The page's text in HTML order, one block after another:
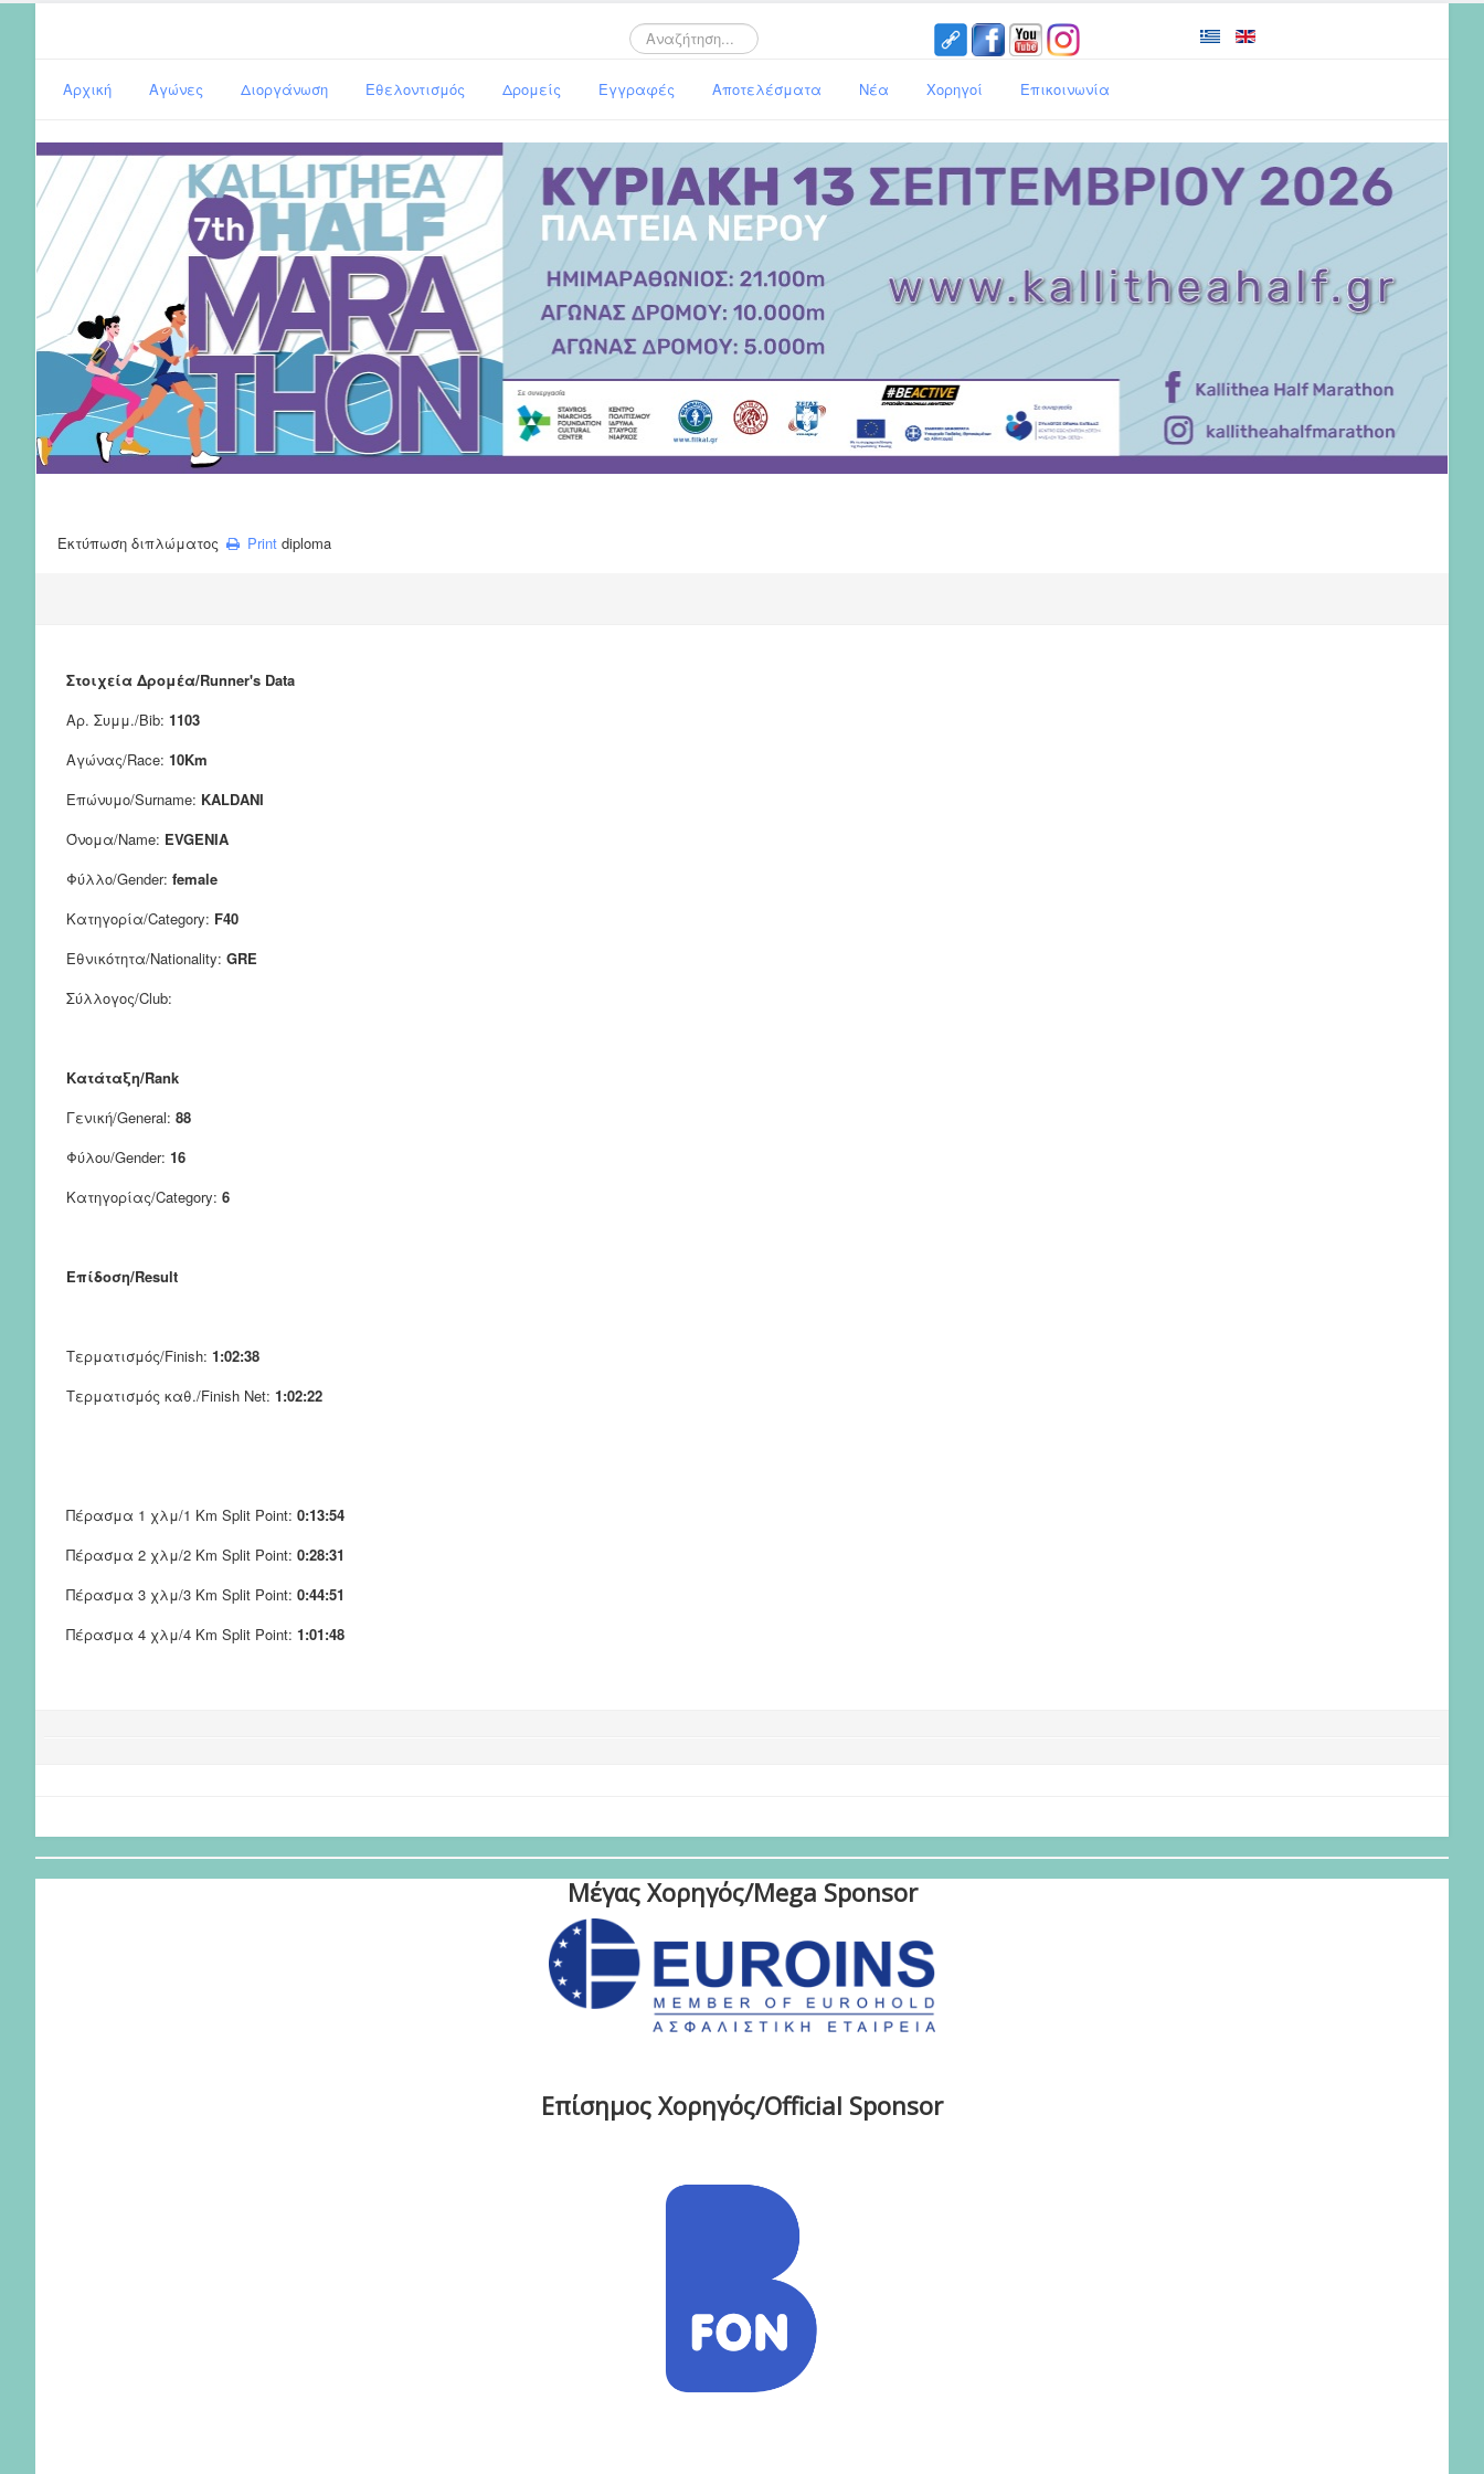
Search
Αρχική Αγώνες Διοργάνωση Εθελοντισμός Δρομείς Εγγραφές Αποτελέσματα Νέα Χορηγοί Επικοινωνία
Εκτύπωση διπλώματος Print diploma
Στοιχεία Δρομέα/Runner's Data
Αρ. Συμμ./Bib: 1103
Αγώνας/Race: 10Km
Επώνυμο/Surname: KALDANI
Όνομα/Name: EVGENIA
Φύλλο/Gender: female
Κατηγορία/Category: F40
Εθνικότητα/Nationality: GRE
Σύλλογος/Club:
Κατάταξη/Rank
Γενική/General: 88
Φύλου/Gender: 16
Κατηγορίας/Category: 6
Επίδοση/Result
Τερματισμός/Finish: 1:02:38
Τερματισμός καθ./Finish Net: 1:02:22
Πέρασμα 1 χλμ/1 Km Split Point: 0:13:54
Πέρασμα 2 χλμ/2 Km Split Point: 0:28:31
Πέρασμα 3 χλμ/3 Km Split Point: 0:44:51
Πέρασμα 4 χλμ/4 Km Split Point: 1:01:48
Μέγας Χορηγός/Mega Sponsor
Επίσημος Χορηγός/Official Sponsor